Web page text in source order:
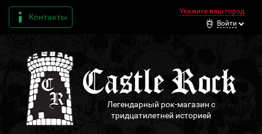
Контакты
Укажите ваш город
Войти
Легендарный рок-магазин с
тридцатилетней историей